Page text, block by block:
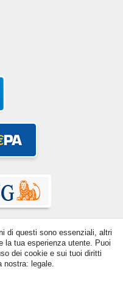
di questi sono essenziali, altri
la tua esperienza utente. Puoi
dei cookie e sui tuoi diritti
nostra: legale.
i diritti riservati. Prezzi